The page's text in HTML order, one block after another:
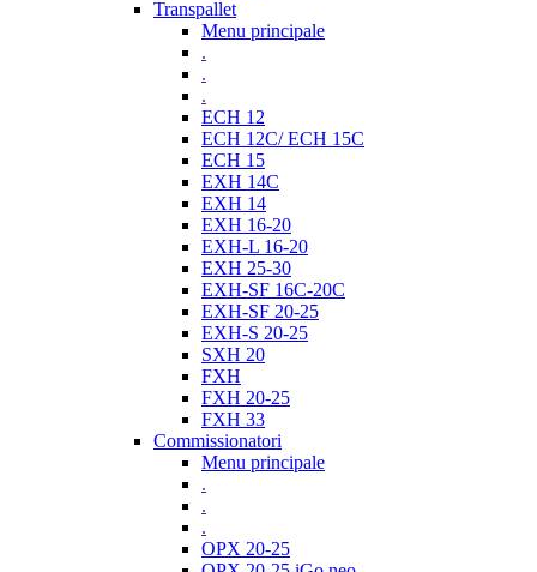
Transpallet
Menu principale
.
.
.
ECH 12
ECH 12C/ ECH 15C
ECH 15
EXH 14C
EXH 14
EXH 16-20
EXH-L 16-20
EXH 25-30
EXH-SF 16C-20C
EXH-SF 20-25
EXH-S 20-25
SXH 20
FXH
FXH 20-25
FXH 33
Commissionatori
Menu principale
.
.
.
OPX 20-25